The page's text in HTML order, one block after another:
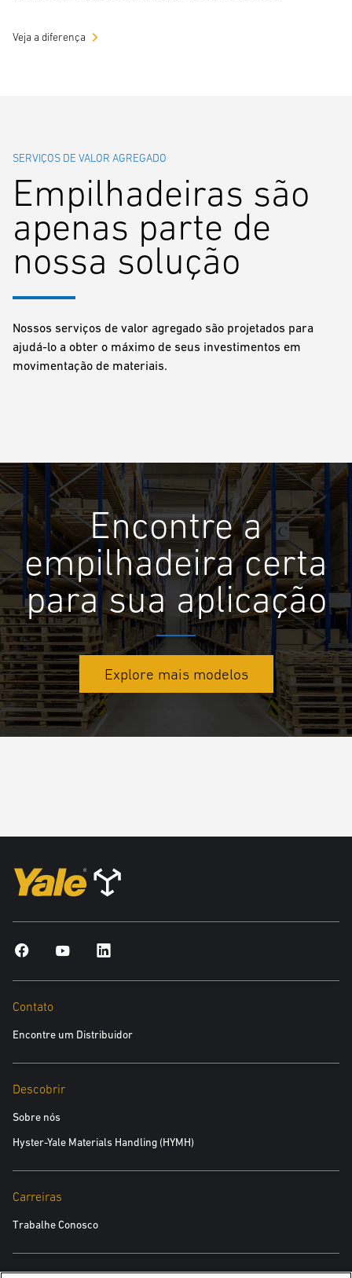
Veja a diferença
SERVIÇOS DE VALOR AGREGADO
Empilhadeiras são
apenas parte de
nossa solução
Nossos serviços de valor agregado são projetados para
ajudá-lo a obter o máximo de seus investimentos em
movimentação de materiais.
Encontre a
empilhadeira certa
para sua aplicação
Explore mais modelos
Contato
Encontre um Distribuidor
Descobrir
Sobre nós
Hyster-Yale Materials Handling (HYMH)
Carreiras
Trabalhe Conosco